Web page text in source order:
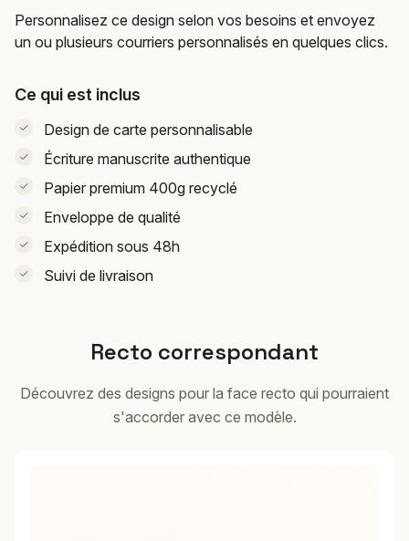
Personnalisez ce design selon vos besoins et envoyez
un ou plusieurs courriers personnalisés en quelques clics.
Ce qui est inclus
Design de carte personnalisable
Écriture manuscrite authentique
Papier premium 400g recyclé
Enveloppe de qualité
Expédition sous 48h
Suivi de livraison
Recto correspondant
Découvrez des designs pour la face recto qui pourraient
s'accorder avec ce modèle.